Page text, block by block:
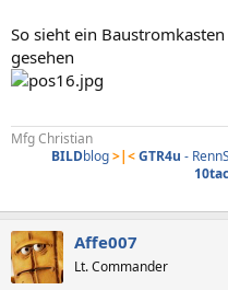
So sieht ein
gesehen
Mfg Christian
BILDblog>|<GTR4u -
Affe007
Lt. Commander